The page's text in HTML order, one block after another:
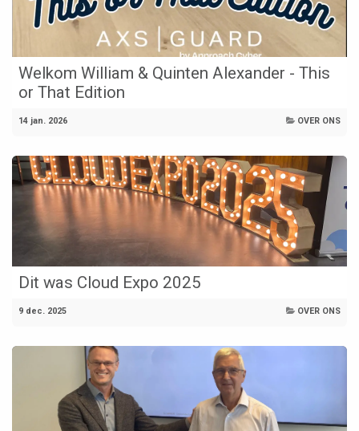
Welkom William & Quinten Alexander - This
or That Edition
14 jan. 2026 OVER ONS
Dit was Cloud Expo 2025
9 dec. 2025 OVER ONS